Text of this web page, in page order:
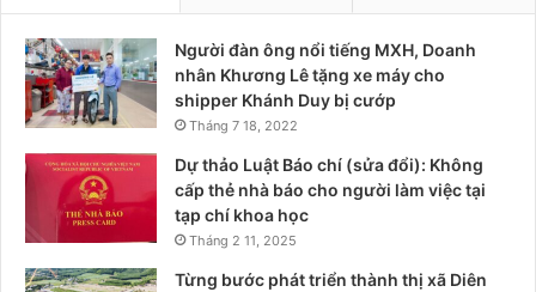
Người đàn ông nổi tiếng MXH, Doanh
nhân Khương Lê tặng xe máy cho
shipper Khánh Duy bị cướp
Tháng 7 18, 2022
Dự thảo Luật Báo chí (sửa đổi): Không
cấp thẻ nhà báo cho người làm việc tại
tạp chí khoa học
Tháng 2 11, 2025
Từng bước phát triển thành thị xã Diên